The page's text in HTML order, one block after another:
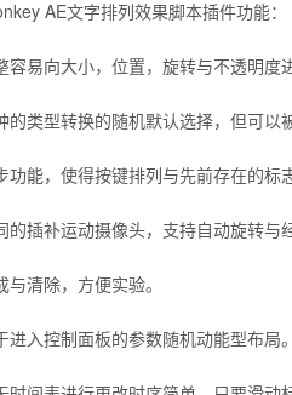
AE文字排列效果脚本插件功能：
容易向大小，位置，旋转与不透明度
的类型转换的随机默认选择，但可以
功能，使得按键排列与先前存在的标
的插补运动摄像头，支持自动旋转与
与清除，方便实验。
进入控制面板的参数随机动能型布局。